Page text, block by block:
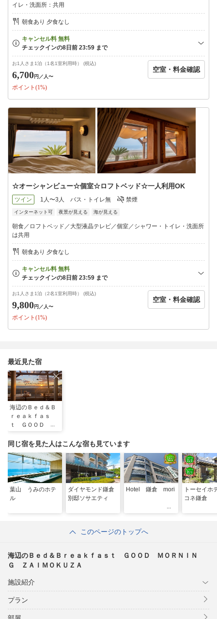
イレ・洗面所：共用
朝食あり 夕食なし
お1人さま1泊（1名1室利用時） (税込)
6,700円 ／人〜
ポイント(1%)
空室・料金確認
☆オーシャンビュー☆個室☆ロフトベッド☆一人利用OK
ツイン 1人〜3人 バス・トイレ無 禁煙
インターネット可 夜景が見える 海が見える
朝食／ロフトベッド／大型液晶テレビ／個室／シャワー・トイレ・洗面所
は共用
朝食あり 夕食なし
お1人さま1泊（2名1室利用時） (税込)
9,800円 ／人〜
ポイント(1%)
空室・料金確認
最近見た宿
海辺のＢｅｄ＆Ｂ
ｒｅａｋｆａｓ
ｔ ＧＯＯＤ Ｍ
ＡＩＭＯＫＵＺＡ
同じ宿を見た人はこんな宿も見ています
葉山 うみのホテ
ル
ダイヤモンド鎌倉
別邸ソサエティ
Hotel 鎌倉 mori
トーセイホ
コネ鎌倉
このページのトップへ
海辺のＢｅｄ＆Ｂｒｅａｋｆａｓｔ ＧＯＯＤ ＭＯＲＮＩＮ
Ｇ ＺＡＩＭＯＫＵＺＡ
施設紹介
プラン